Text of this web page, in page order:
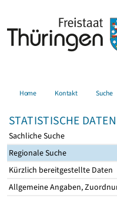
Home Kontakt Suche
STATISTISCHE DATEN
Sachliche Suche
Regionale Suche
Kürzlich bereitgestellte Daten
Allgemeine Angaben,